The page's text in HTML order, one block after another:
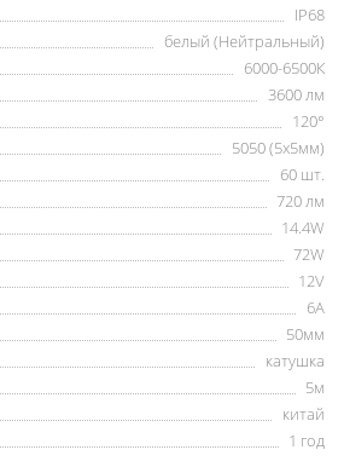
IP68
белый (Нейтральный)
6000-6500К
3600 лм
120°
5050 (5x5мм)
60 шт.
720 лм
14.4W
72W
12V
6А
50мм
катушка
5м
китай
1 год